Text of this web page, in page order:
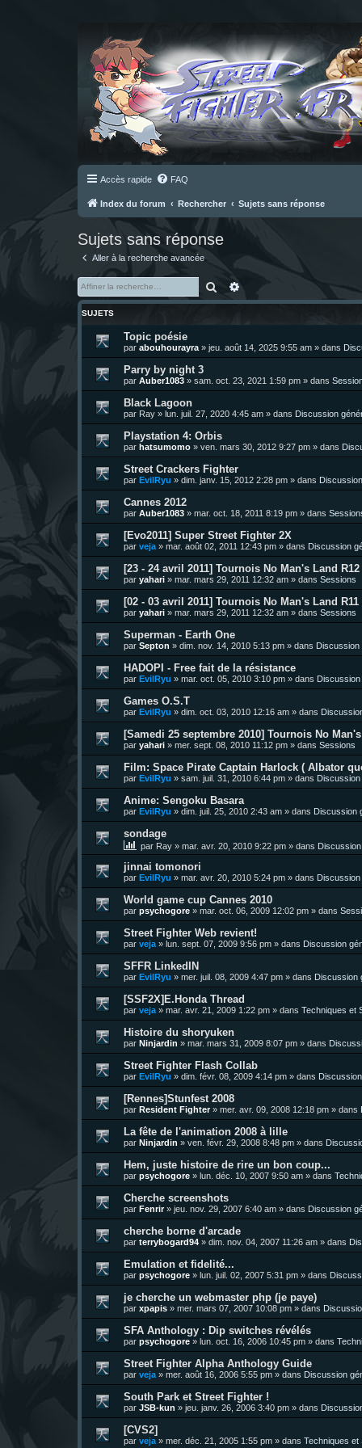
Accès rapide FAQ
Index du forum Rechercher Sujets sans réponse
Sujets sans réponse
Aller à la recherche avancée
Rechercher
Recherche avancée
SUJETS
Topic poésie
par abouhourayra » jeu. août 14, 2025 9:55 am » dans
Parry by night 3
par Auber1083 » sam. oct. 23, 2021 1:59 pm » dans
Black Lagoon
par Ray » lun. juil. 27, 2020 4:45 am » dans Discussion
Playstation 4: Orbis
par hatsumomo » ven. mars 30, 2012 9:27 pm » dans
Street Crackers Fighter
par EvilRyu » dim. janv. 15, 2012 2:28 pm » dans
Cannes 2012
par Auber1083 » mar. oct. 18, 2011 8:19 pm » dans
[Evo2011] Super Street Fighter 2X
par veja » mar. août 02, 2011 12:43 pm » dans Discussion
[23 - 24 avril 2011] Tournois No Man's Land
par yahari » mar. mars 29, 2011 12:32 am » dans Sessions
[02 - 03 avril 2011] Tournois No Man's Land
par yahari » mar. mars 29, 2011 12:32 am » dans Sessions
Superman - Earth One
par Septon » dim. nov. 14, 2010 5:13 pm » dans Discussion
HADOPI - Free fait de la résistance
par EvilRyu » mar. oct. 05, 2010 3:10 pm » dans
Games O.S.T
par EvilRyu » dim. oct. 03, 2010 12:16 am » dans
[Samedi 25 septembre 2010] Tournois No
par yahari » mer. sept. 08, 2010 11:12 pm » dans Sessions
Film: Space Pirate Captain Harlock ( Albator
par EvilRyu » sam. juil. 31, 2010 6:44 pm » dans
Anime: Sengoku Basara
par EvilRyu » dim. juil. 25, 2010 2:43 am » dans Discussion
sondage
par Ray » mar. avr. 20, 2010 9:22 pm » dans
jinnai tomonori
par EvilRyu » mar. avr. 20, 2010 5:24 pm » dans
World game cup Cannes 2010
par psychogore » mar. oct. 06, 2009 12:02 pm » dans
Street Fighter Web revient!
par veja » lun. sept. 07, 2009 9:56 pm » dans Discussion
SFFR LinkedIN
par EvilRyu » mer. juil. 08, 2009 4:47 pm » dans Discussion
[SSF2X]E.Honda Thread
par veja » mar. avr. 21, 2009 1:22 pm » dans Techniques et
Histoire du shoryuken
par Ninjardin » mar. mars 31, 2009 8:07 pm » dans
Street Fighter Flash Collab
par EvilRyu » dim. févr. 08, 2009 4:14 pm » dans
[Rennes]Stunfest 2008
par Resident Fighter» mer. avr. 09, 2008 12:18 pm » dans
La fête de l'animation 2008 à lille
par Ninjardin » ven. févr. 29, 2008 8:48 pm » dans
Hem, juste histoire de rire un bon coup...
par psychogore » lun. déc. 10, 2007 9:50 am » dans
Cherche screenshots
par Fenrir» jeu. nov. 29, 2007 6:40 am » dans Discussion
cherche borne d'arcade
par terrybogard94 » dim. nov. 04, 2007 11:26 am » dans
Emulation et fidelité...
par psychogore » lun. juil. 02, 2007 5:31 pm » dans
je cherche un webmaster php (je paye)
par xpapis » mer. mars 07, 2007 10:08 pm » dans
SFA Anthology : Dip switches révélés
par psychogore » lun. oct. 16, 2006 10:45 pm » dans
Street Fighter Alpha Anthology Guide
par veja » mer. août 16, 2006 5:55 pm » dans Discussion
South Park et Street Fighter !
par JSB-kun » jeu. janv. 26, 2006 3:40 pm » dans
[CVS2]
par veja » mer. déc. 21, 2005 1:55 pm » dans Techniques et